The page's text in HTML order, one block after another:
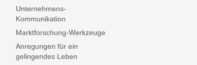
Unternehmens-
Kommunikation
Marktforschung-Werkzeuge
Anregungen für ein
gelingendes Leben